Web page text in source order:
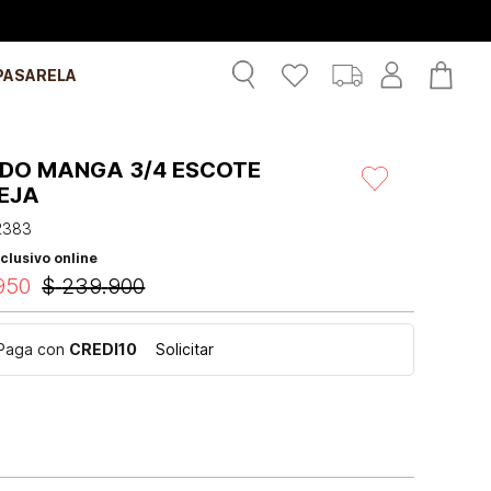
MANGA 3/4 ESCOTE
online
$ 239.900
con CREDI10 Solicitar